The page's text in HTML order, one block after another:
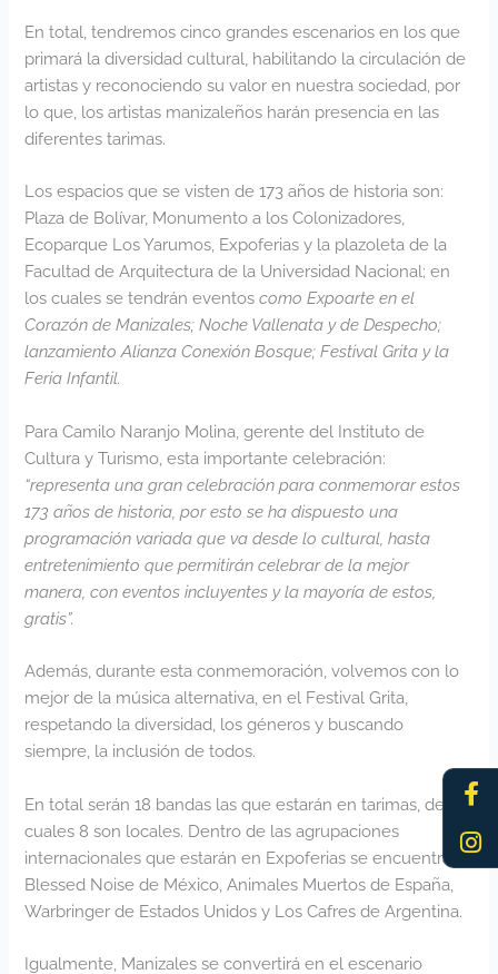
f
En total, tendremos cinco grandes escenarios en los que
primará la diversidad cultural, habilitando la circulación de
artistas y reconociendo su valor en nuestra sociedad, por
lo que, los artistas manizaleños harán presencia en las
diferentes tarimas.
Los espacios que se visten de 173 años de historia son:
Plaza de Bolívar, Monumento a los Colonizadores,
Ecoparque Los Yarumos, Expoferias y la plazoleta de la
Facultad de Arquitectura de la Universidad Nacional; en
los cuales se tendrán eventoscomo Expoarte en el
Corazón de Manizales; Noche Vallenata y de Despecho;
lanzamiento Alianza Conexión Bosque; Festival Grita y la
Feria Infantil.
Para Camilo Naranjo Molina, gerente del Instituto de
Cultura y Turismo, esta importante celebración:
“representa una gran celebración para conmemorar estos
173 años de historia, por esto se ha dispuesto una
programación variada que va desde lo cultural, hasta
entretenimiento que permitirán celebrar de la mejor
manera, con eventos incluyentes y la mayoría de estos,
gratis”.
Además, durante esta conmemoración, volvemos con lo
mejor de la música alternativa, en el Festival Grita,
respetando la diversidad, los géneros y buscando
siempre, la inclusión de todos.
En total serán 18 bandas las que estarán en tarimas, de las
cuales 8 son locales. Dentro de las agrupaciones
internacionales que estarán en Expoferias se encuentran
Blessed Noise de México, Animales Muertos de España,
Warbringer de Estados Unidos y Los Cafres de Argentina.
Igualmente, Manizales se convertirá en el escenario